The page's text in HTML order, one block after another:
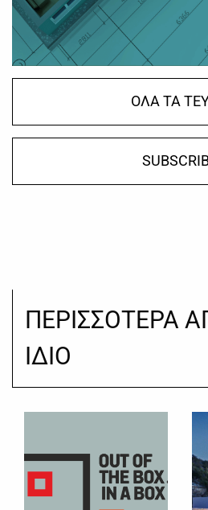
ΟΛΑ ΤΑ
ΠΕΡΙΣΣΟΤΕΡΑ
ΙΔΙΟ